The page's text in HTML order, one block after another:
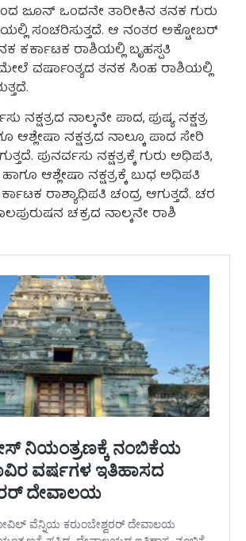
ಜೂನ್ ಒಂದನೇ ತಾರೀಕಿನ ತನಕ ಗುರು
ಸಂಚರಿಸುತ್ತದೆ. ಆ ನಂತರ ಅಕ್ಟೋಬರ್
ಕರ್ಕಾಟಕ ರಾಶಿಯಲ್ಲಿ ಬೃಹಸ್ಪತಿ
ವರ್ಷಾಂತ್ಯದ ತನಕ ಸಿಂಹ ರಾಶಿಯಲ್ಲಿ
ನಕ್ಷತ್ರದ ನಾಲ್ಕನೇ ಪಾದ, ಪುಷ್ಯ ನಕ್ಷತ್ರ
ಆಶ್ಲೇಷಾ ನಕ್ಷತ್ರದ ನಾಲ್ಕೂ ಪಾದ ಸೇರಿ
ಪುನರ್ವಸು ನಕ್ಷತ್ರಕ್ಕೆ ಗುರು ಅಧಿಪತಿ,
ಹಾಗೂ ಆಶ್ಲೇಷಾ ನಕ್ಷತ್ರಕ್ಕೆ ಬುಧ ಅಧಿಪತಿ
ರಾಶ್ಯಾಧಿಪತಿ ಚಂದ್ರ ಆಗುತ್ತದೆ. ಚರ
ಚಕ್ರದ ನಾಲ್ಕನೇ ರಾಶಿ